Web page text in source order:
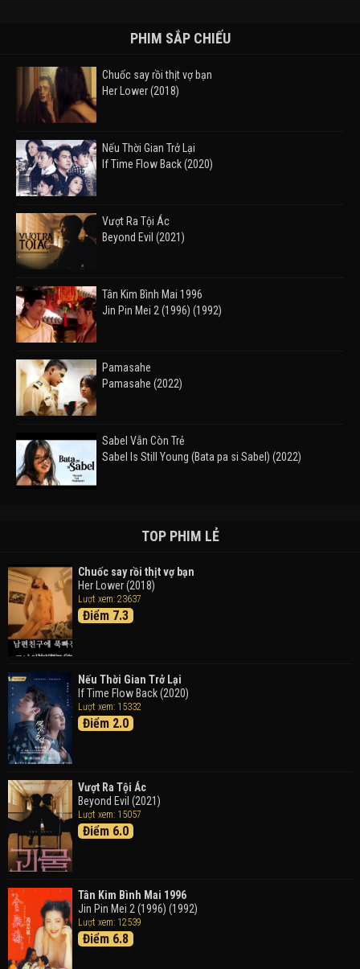
PHIM SẮP CHIẾU
Chuốc say rồi thịt vợ bạn
Her Lower (2018)
Nếu Thời Gian Trở Lại
If Time Flow Back (2020)
Vượt Ra Tội Ác
Beyond Evil (2021)
Tân Kim Bình Mai 1996
Jin Pin Mei 2 (1996) (1992)
Pamasahe
Pamasahe (2022)
Sabel Vẫn Còn Trẻ
Sabel Is Still Young (Bata pa si Sabel) (2022)
Takas (2024)
Thám Tử Lừng Danh Conan 26: Tàu Ngầm Sắt Màu
Đen
Detective Conan: Black Iron Submarine (2023)
Trong Tranh
Doraemon the Movie: Nobita's Art World Tales (2025)
Tháng Ngày Tươi Đẹp
TOP PHIM LẺ
Chuốc say rồi thịt vợ bạn
Her Lower (2018)
Lượt xem: 23637
Điểm 7.3
Nếu Thời Gian Trở Lại
If Time Flow Back (2020)
Lượt xem: 15332
Điểm 2.0
Vượt Ra Tội Ác
Beyond Evil (2021)
Lượt xem: 15057
Điểm 6.0
Tân Kim Bình Mai 1996
Jin Pin Mei 2 (1996) (1992)
Lượt xem: 12539
Điểm 6.8